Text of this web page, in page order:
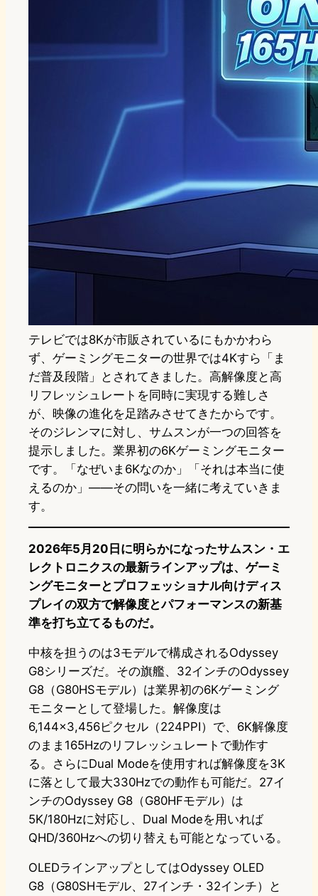
テレビでは8Kが市販されているにもかかわら
ず、ゲーミングモニターの世界では4Kすら「ま
だ普及段階」とされてきました。高解像度と高
リフレッシュレートを同時に実現する難しさ
が、映像の進化を足踏みさせてきたからです。
そのジレンマに対し、サムスンが一つの回答を
提示しました。業界初の6Kゲーミングモニター
です。「なぜいま6Kなのか」「それは本当に使
えるのか」——その問いを一緒に考えていきま
す。
2026年5月20日に明らかになったサムスン・エ
レクトロニクスの最新ラインアップは、ゲーミ
ングモニターとプロフェッショナル向けディス
プレイの双方で解像度とパフォーマンスの新基
準を打ち立てるものだ。
中核を担うのは3モデルで構成されるOdyssey
G8シリーズだ。その旗艦、32インチのOdyssey
G8（G80HSモデル）は業界初の6Kゲーミング
モニターとして登場した。解像度は
6,144×3,456ピクセル（224PPI）で、6K解像度
のまま165Hzのリフレッシュレートで動作す
る。さらにDual Modeを使用すれば解像度を3K
に落として最大330Hzでの動作も可能だ。27イ
ンチのOdyssey G8（G80HFモデル）は
5K/180Hzに対応し、Dual Modeを用いれば
QHD/360Hzへの切り替えも可能となっている。
OLEDラインアップとしてはOdyssey OLED
G8（G80SHモデル、27インチ・32インチ）と